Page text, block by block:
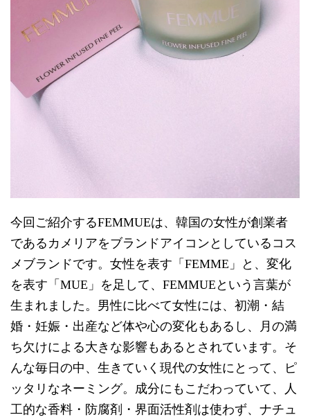
今回ご紹介するFEMMUEは、韓国の女性が創業者
であるカメリアをブランドアイコンとしているコス
メブランドです。女性を表す「FEMME」と、変化
を表す「MUE」を足して、FEMMUEという言葉が
生まれました。男性に比べて女性には、初潮・結
婚・妊娠・出産など体や心の変化もあるし、月の満
ち欠けによる大きな影響もあるとされています。そ
んな毎日の中、生きていく現代の女性にとって、ピ
ッタリなネーミング。成分にもこだわっていて、人
工的な香料・防腐剤・界面活性剤は使わず、ナチュ